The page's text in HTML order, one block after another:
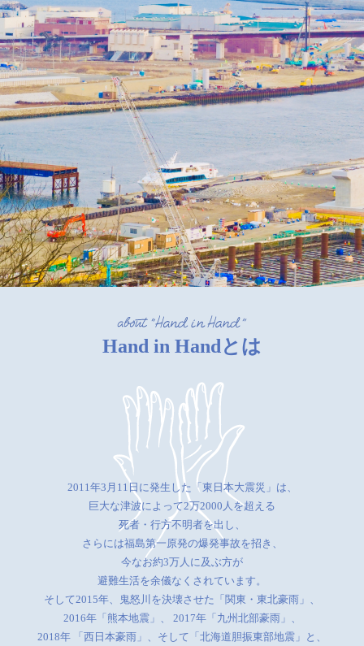
Hand in Handとは
2011年3月11日に発生した「東日本大震災」は、
巨大な津波によって2万2000人を超える
死者・行方不明者を出し、
さらには福島第一原発の爆発事故を招き、
今なお約3万人に及ぶ方が
避難生活を余儀なくされています。
そして2015年、鬼怒川を決壊させた「関東・東北豪雨」、
2016年「熊本地震」、
2017年「九州北部豪雨」、
2018年 「西日本豪雨」、そして「北海道胆振東部地震」と、